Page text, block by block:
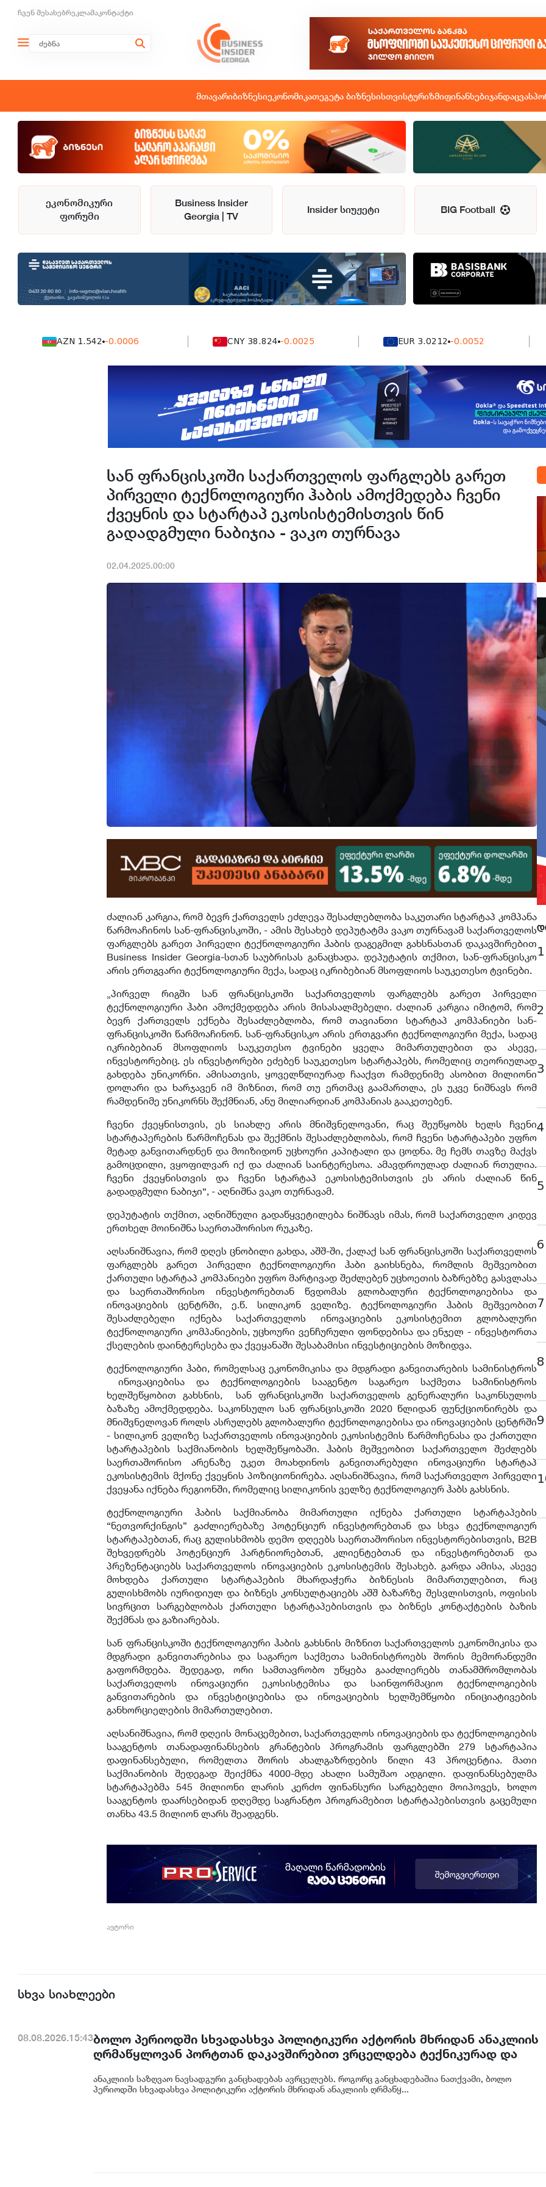
ჩვენ შესახებრეკლამაკონტაქტი
მთავარიბიზნესიეკონომიკათეგეტა ბიზნესისთვისტურიზმიფინანსებიჯანდაცვა
ეკონომიკური
ფორუმი
Business Insider
Georgia | TV
Insider სიუჟეტი BIG Football
AZN 1.542 -0.0006 CNY 38.824 -0.0025 EUR 3.0212 -0.0052
სან ფრანცისკოში საქართველოს ფარგლებს გარეთ
პირველი ტექნოლოგიური ჰაბის ამოქმედება ჩვენი
ქვეყნის და სტარტაპ ეკოსისტემისთვის წინ
გადადგმული ნაბიჯია - ვაკო თურნავა
02.04.2025.00:00
ძალიან კარგია, რომ ბევრ ქართველს ეძლევა შესაძლებლობა საკუთარი სტარტაპ კომპანა
წარმოაჩინოს სან-ფრანცისკოში, - ამის შესახებ დეპუტატმა ვაკო თურნავამ საქართველოს
ფარგლებს გარეთ პირველი ტექნოლოგიური ჰაბის დაგეგმილ გახსნასთან დაკავშირებით
Business Insider Georgia-სთან საუბრისას განაცხადა. დეპუტატის თქმით, სან-ფრანცისკო
არის ერთგვარი ტექნოლოგიური მექა, სადაც იკრიბებიან მსოფლიოს საუკეთესო ტვინები.
„პირველ რიგში სან ფრანცისკოში საქართველოს ფარგლებს გარეთ პირველი
ტექნოლოგიური ჰაბი ამოქმედდება არის მისასალმებელი. ძალიან კარგია იმიტომ, რომ
ბევრ ქართველს ექნება შესაძლებლობა, რომ თავიანთი სტარტაპ კომპანიები სან-
ფრანცისკოში წარმოაჩინონ. სან-ფრანცისკო არის ერთგვარი ტექნოლოგიური მექა, სადაც
იკრიბებიან მსოფლიოს საუკეთესო ტვინები ყველა მიმართულებით და ასევე,
ინვესტორებიც. ეს ინვესტორები ეძებენ საუკეთესო სტარტაპებს, რომელიც თეორიულად
გახდება უნიკორნი. ამისათვის, ყოველწლიურად ჩააქვთ რამდენიმე ასობით მილიონი
დოლარი და ხარჯავენ იმ მიზნით, რომ თუ ერთმაც გაამართლა, ეს უკვე ნიშნავს რომ
რამდენიმე უნიკორნს შექმნიან, ანუ მილიარდიან კომპანიას გააკეთებენ.
ჩვენი ქვეყნისთვის, ეს სიახლე არის მნიშვნელოვანი, რაც შეუწყობს ხელს ჩვენი
სტარტაპერების წარმოჩენას და შექმნის შესაძლებლობას, რომ ჩვენი სტარტაპები უფრო
მეტად განვითარდნენ და მოიზიდონ უცხოური კაპიტალი და ცოდნა. მე ჩემს თავზე მაქვს
გამოცდილი, ვყოფილვარ იქ და ძალიან საინტერესოა. ამავდროულად ძალიან რთულია.
ჩვენი ქვეყნისთვის და ჩვენი სტარტაპ ეკოსისტემისთვის ეს არის ძალიან წინ
გადადგმული ნაბიჯი“, - აღნიშნა ვაკო თურნავამ.
დეპუტატის თქმით, აღნიშნული გადაწყვეტილება ნიშნავს იმას, რომ საქართველო კიდევ
ერთხელ მოინიშნა საერთაშორისო რუკაზე.
აღსანიშნავია, რომ დღეს ცნობილი გახდა, აშშ-ში, ქალაქ სან ფრანცისკოში საქართველოს
ფარგლებს გარეთ პირველი ტექნოლოგიური ჰაბი გაიხსნება, რომლის მეშვეობით
ქართული სტარტაპ კომპანიები უფრო მარტივად შეძლებენ უცხოეთის ბაზრებზე გასვლასა
და საერთაშორისო ინვესტორებთან წვდომას გლობალური ტექნოლოგიებისა და
ინოვაციების ცენტრში, ე.წ. სილიკონ ველიზე. ტექნოლოგიური ჰაბის მეშვეობით
შესაძლებელი იქნება საქართველოს ინოვაციების ეკოსისტემით გლობალური
ტექნოლოგიური კომპანიების, უცხოური ვენჩურული ფონდებისა და ენჯელ - ინვესტორთა
ქსელების დაინტერესება და ქვეყანაში შესაბამისი ინვესტიციების მოზიდვა.
ტექნოლოგიური ჰაბი, რომელსაც ეკონომიკისა და მდგრადი განვითარების სამინისტროს
ინოვაციებისა და ტექნოლოგიების სააგენტო საგარეო საქმეთა სამინისტროს
ხელშეწყობით გახსნის, სან ფრანცისკოში საქართველოს გენერალური საკონსულოს
ბაზაზე ამოქმედდება. საკონსულო სან ფრანცისკოში 2020 წლიდან ფუნქციონირებს და
მნიშვნელოვან როლს ასრულებს გლობალური ტექნოლოგიებისა და ინოვაციების ცენტრში
- სილიკონ ველიზე საქართველოს ინოვაციების ეკოსისტემის წარმოჩენასა და ქართული
სტარტაპების საქმიანობის ხელშეწყობაში. ჰაბის მეშვეობით საქართველო შეძლებს
საერთაშორისო არენაზე უკეთ მოახდინოს განვითარებული ინოვაციური სტარტაპ
ეკოსისტემის მქონე ქვეყნის პოზიციონირება. აღსანიშნავია, რომ საქართველო პირველი
ქვეყანა იქნება რეგიონში, რომელიც სილიკონის ველზე ტექნოლოგიურ ჰაბს გახსნის.
ტექნოლოგიური ჰაბის საქმიანობა მიმართული იქნება ქართული სტარტაპების
“ნეთვორქინგის” გაძლიერებაზე პოტენციურ ინვესტორებთან და სხვა ტექნოლოგიურ
სტარტაპებთან, რაც გულისხმობს დემო დღეებს საერთაშორისო ინვესტორებისთვის, B2B
შეხვედრებს პოტენციურ პარტნიორებთან, კლიენტებთან და ინვესტორებთან და
პრეზენტაციებს საქართველოს ინოვაციების ეკოსისტემის შესახებ. გარდა ამისა, ასევე
მოხდება ქართული სტარტაპების მხარდაჭერა ბიზნესის მიმართულებით, რაც
გულისხმობს იურიდიულ და ბიზნეს კონსულტაციებს აშშ ბაზარზე შესვლისთვის, ოფისის
სივრცით სარგებლობას ქართული სტარტაპებისთვის და ბიზნეს კონტაქტების ბაზის
შექმნას და გაზიარებას.
სან ფრანცისკოში ტექნოლოგიური ჰაბის გახსნის მიზნით საქართველოს ეკონომიკისა და
მდგრადი განვითარებისა და საგარეო საქმეთა სამინისტროებს შორის მემორანდუმი
გაფორმდება. შედეგად, ორი სამთავრობო უწყება გააძლიერებს თანამშრომლობას
საქართველოს ინოვაციური ეკოსისტემისა და საინფორმაციო ტექნოლოგიების
განვითარების და ინვესტიციებისა და ინოვაციების ხელშემწყობი ინიციატივების
განხორციელების მიმართულებით.
აღსანიშნავია, რომ დღეის მონაცემებით, საქართველოს ინოვაციების და ტექნოლოგიების
სააგენტოს თანადაფინანსების გრანტების პროგრამის ფარგლებში 279 სტარტაპია
დაფინანსებული, რომელთა შორის ახალგაზრდების წილი 43 პროცენტია. მათი
საქმიანობის შედეგად შეიქმნა 4000-მდე ახალი სამუშაო ადგილი. დაფინანსებულმა
სტარტაპებმა 545 მილიონი ლარის კერძო ფინანსური სარგებელი მოიპოვეს, ხოლო
სააგენტოს დაარსებიდან დღემდე საგრანტო პროგრამებით სტარტაპებისთვის გაცემული
თანხა 43.5 მილიონ ლარს შეადგენს.
ავტორი
1
2
3
4
5
6
7
8
9
სხვა სიახლეები
08.08.2026.15:43ბოლო პერიოდში სხვადასხვა პოლიტიკური აქტორის მხრიდან ანაკლიის
ღრმაწყლოვან პორტთან დაკავშირებით ვრცელდება ტექნიკურად და
შემცირდა და პორტის შესაძლებლობები შეიზღუდა - ანაკლიის საზღვაო
ნავსადგური
ანაკლიის საზღვაო ნავსადგური განცხადებას ავრცელებს. როგორც განცხადებაშია ნათქვამი, ბოლო
პერიოდში სხვადასხვა პოლიტიკური აქტორის მხრიდან ანაკლიის ღრმაწყ...